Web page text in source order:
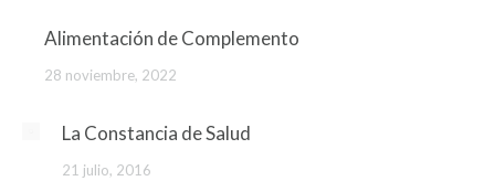
Alimentación de Complemento
28 noviembre, 2022
La Constancia de Salud
21 julio, 2016